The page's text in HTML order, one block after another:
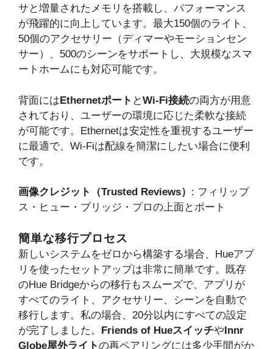
サと増量されたメモリを搭載し、パフォーマンス
が飛躍的に向上しています。最大150個のライト、
50個のアクセサリー（ディマーやモーションセン
サー）、500のシーンをサポートし、大規模なスマ
ートホームにも対応可能です。
背面にはEthernetポート とWi-Fi接続の両方が用意
されており、ユーザーの環境に応じた柔軟な接続
が可能です。Ethernetは安定性を重視するユーザー
に最適で、Wi-Fiは配線を簡潔にしたい場合に便利
です。
画像クレジット（Trusted Reviews） : フィリップ
ス・ヒュー・ブリッジ・プロの上面とポート
簡単な移行プロセス
新しいシステムをゼロから構築する場合、Hueアプ
リを使ったセットアップは非常に簡単です。既存
のHue Bridgeからの移行もスムーズで、アプリが
すべてのライト、アクセサリー、シーンを自動で
移行します。私の場合、20分以内にすべての設定
が完了しました。 Friends of HueスイッチやInnr
Globe屋外ライトの再ペアリングには多少手間がか